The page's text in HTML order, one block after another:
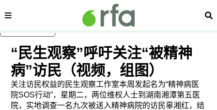
内容分类 搜
“民生观察”呼吁关注“被精神
病”访民（视频，组图）
关注访民权益的民生观察工作室本周发起名为“精神病医
院SOS行动”，星期二，两位维权人士到湖南湘潭第五医
院，实地调查一名九次被送入精神病院的访民辜湘红，结